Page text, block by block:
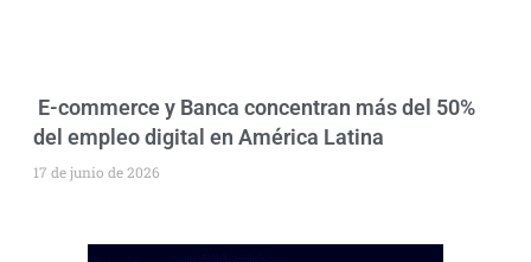
E-commerce y Banca concentran más del 50%
del empleo digital en América Latina
17 de junio de 2026